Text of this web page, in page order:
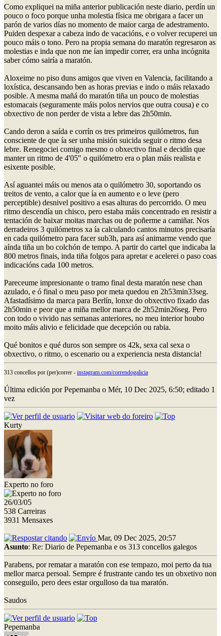
Como expliquei na miña anterior publicación neste diario, perdín un
pouco o foco porque unha molestia física me obrigara a facer un
parón de varios días no momento de maior carga de adestramento.
Puiden despexar a cabeza indo de vacacións, e o volver recuperei un
pouco máis o tono. Pero na propia semana do maratón regresaron as
molestias e inda que non me ían impedir correr, era unha incógnita
saber cómo sairía a maratón.
Aloxeime no piso duns amigos que viven en Valencia, facilitando a
loxística, descansando ben as horas previas e indo o máis relaxado
posible. A mesma mañá do maratón tiña un pouco de molestias
estomacais (seguramente máis polos nervios que outra cousa) e co
obxectivo de non perder de vista a lebre das 2h50min.
Cando deron a saída e corrín os tres primeiros quilómetros, fun
consciente de que ía ser unha misión suicida seguir o ritmo desa
lebre. Renegociei comigo mesmo o obxectivo final e decidín que
manter un ritmo de 4'05" o quilómetro era o plan máis realista e
esixente posible.
Así aguantei máis ou menos ata o quilómetro 30, soportando os
treitos de vento, a calor que ía en aumento e o leve (pero
perceptible) desnivel positivo a esas alturas do percorrido. O meu
ritmo descendía un chisco, pero estaba máis concentrado en resistir a
tentación de baixar moitas marchas ou de poñerme a camiñar. Nos
derradeiros 3 quilómetros xa ía calculando cantos minutos precisaría
en cada quilómetro para facer sub3h, para así animarme vendo que
aínda tiña un bo colchón de tempo. A partir do cartel que indicaba la
800 metros finais, inda tiña folgos para apretar e acelerei o paso coas
indicacións cada 100 metros.
Pareceume impresionante o tramo final desta maratón nese chan
azulado, e ó final o meu paso por meta quedou en 2h53min33seg.
Afastadísimo da marca para Berlín, lonxe do obxectivo fixado das
2h50min e peor que a miña mellor marca de 2h52min26seg. Pero
con todo o vivido nas semanas anteriores, no meu interior houbo
moito máis alivio e felicidade que decepción ou rabia.
Qué bonitos e qué duros son sempre os 42k, sexa cal sexa o
obxectivo, o ritmo, o escenario ou a experiencia nesta distancia!
313 concellos por (per)correr - instagram.com/correndogalicia
Última edición por Pepemanba o Mér, 10 Dec 2025, 6:50; editado 1
vez
Kurty
Experto no foro
26/03/05
538 Carreiras
3931 Mensaxes
Mar, 09 Dec 2025, 20:57
Asunto: Re: Diario de Pepemanba e os 313 concellos galegos
Parabens, por rematar a maratón con ese tempazo, moi perto da tua
mellor marca persoal. Sempre é frustrante cando tes un obxetivo non
conseguilo, pero dees estar orgulloso da tua maratón.
Saudos
Pepemanba